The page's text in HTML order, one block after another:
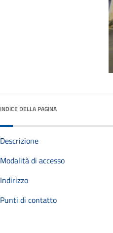
INDICE DELLA PAGINA
Descrizione
Modalità di accesso
Indirizzo
Punti di contatto